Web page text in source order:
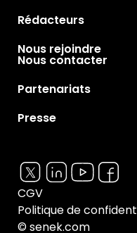
Rédacteurs
Nous rejoindre
Nous contacter
Partenariats
Presse
© senek.com
Politique de
CGV